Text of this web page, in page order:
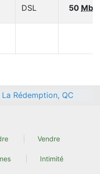
DSL 50
La Rédemption, QC
Vendre
Intimité